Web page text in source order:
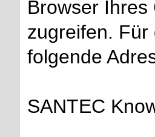
Browser
zugreifen.
folgende
SANTEC